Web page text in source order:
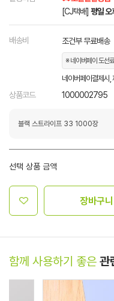
[CJ택배] 평일 오
배송비 조건부 무료배송
※ 네이버페이 도선
네이버페이결제시,
상품코드 1000002795
블랙 스트라이프 33 1000장
선택 상품 금액
장바구니
함께 사용하기 좋은 관